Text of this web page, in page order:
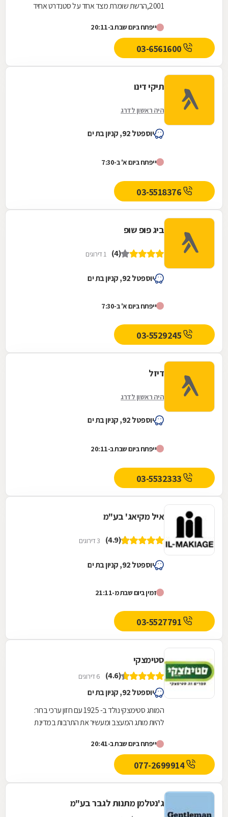
2001,הרשת שומרת מצד אחד על סטנדרט אחיד
אישי ומצד שני, כל...
ייפתח ביום שבת ב-20:11
03-6561600
תיקי דינו
היה ראשון לדרג
יוספטל 92, קניון בת ים
ייפתח ביום א' ב-7:30
ביג פופ שופ
(4) 1 דירוגים
יוספטל 92, קניון בת ים
ייפתח ביום א' ב-7:30
דיזל
היה ראשון לדרג
יוספטל 92, קניון בת ים
ייפתח ביום שבת ב-20:11
03-5532333
איל מקיאג' בע"מ
(4.9) 3 דירוגים
יוספטל 92, קניון בת ים
זמין ביום שבת מ-21:11
סטימצקי
(4.6) 6 דירוגים
יוספטל 92, קניון בת ים
המותג סטימצקי נולד ב- 1925 עם חזון ערכי ברור:
להיות מותג המעצב ומעשיר את התרבות במדינת
חנויות הרשת...
ייפתח ביום שבת ב-20:41
077-2699914
ג'נטלמן מתנות לגבר בע"מ